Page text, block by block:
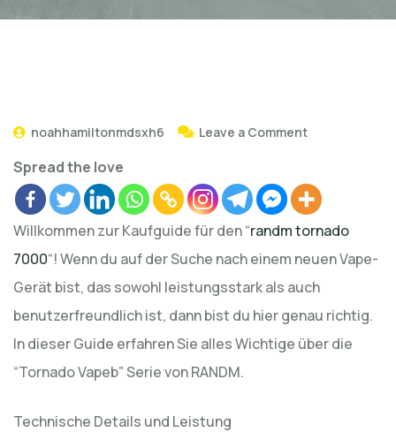
noahhamiltonmdsxh6 Leave a Comment
Spread the love
Willkommen zur Kaufguide für den “randm tornado
7000“! Wenn du auf der Suche nach einem neuen Vape-
Gerät bist, das sowohl leistungsstark als auch
benutzerfreundlich ist, dann bist du hier genau richtig.
In dieser Guide erfahren Sie alles Wichtige über die
“Tornado Vapeb” Serie von RANDM.
Technische Details und Leistung